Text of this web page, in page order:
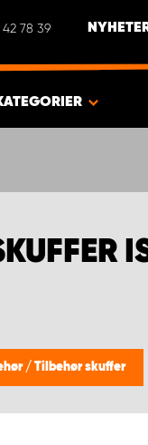
42 78 39
/ Tilbehør skuffer